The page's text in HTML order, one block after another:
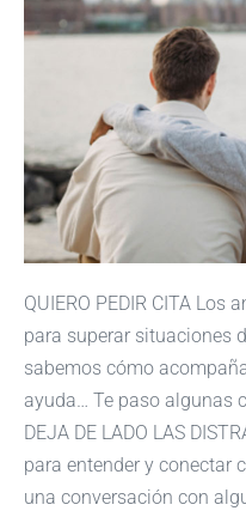
QUIERO PEDIR CITA
para superar situaciones
sabemos cómo
ayuda… Te paso algunas
DEJA DE LADO LAS
para entender y conectar
una conversación con